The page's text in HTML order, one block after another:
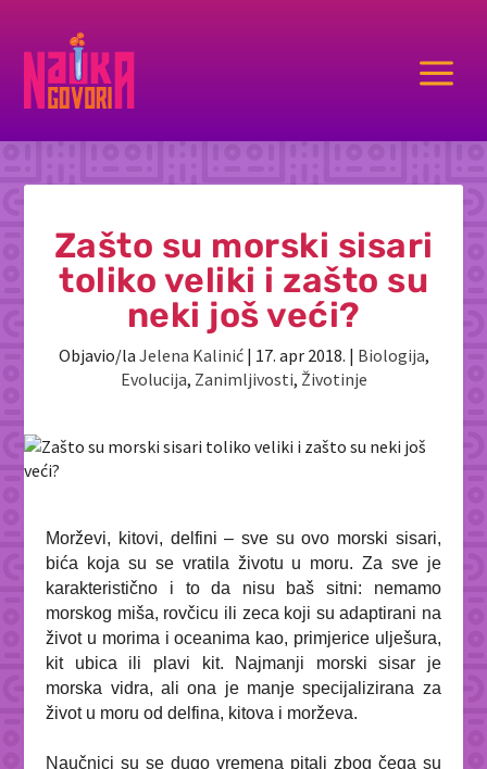
a
Zašto su morski sisari
toliko veliki i zašto su
neki još veći?
Objavio/la Jelena Kalinić| 17. apr 2018. | Biologija,
Evolucija, Zanimljivosti, Životinje
Morževi, kitovi, delfini – sve su ovo morski sisari,
bića koja su se vratila životu u moru. Za sve je
karakteristično i to da nisu baš sitni: nemamo
morskog miša, rovčicu ili zeca koji su adaptirani na
život u morima i oceanima kao, primjerice ulješura,
kit ubica ili plavi kit. Najmanji morski sisar je
morska vidra, ali ona je manje specijalizirana za
život u moru od delfina, kitova i morževa.
Naučnici su se dugo vremena pitali zbog čega su